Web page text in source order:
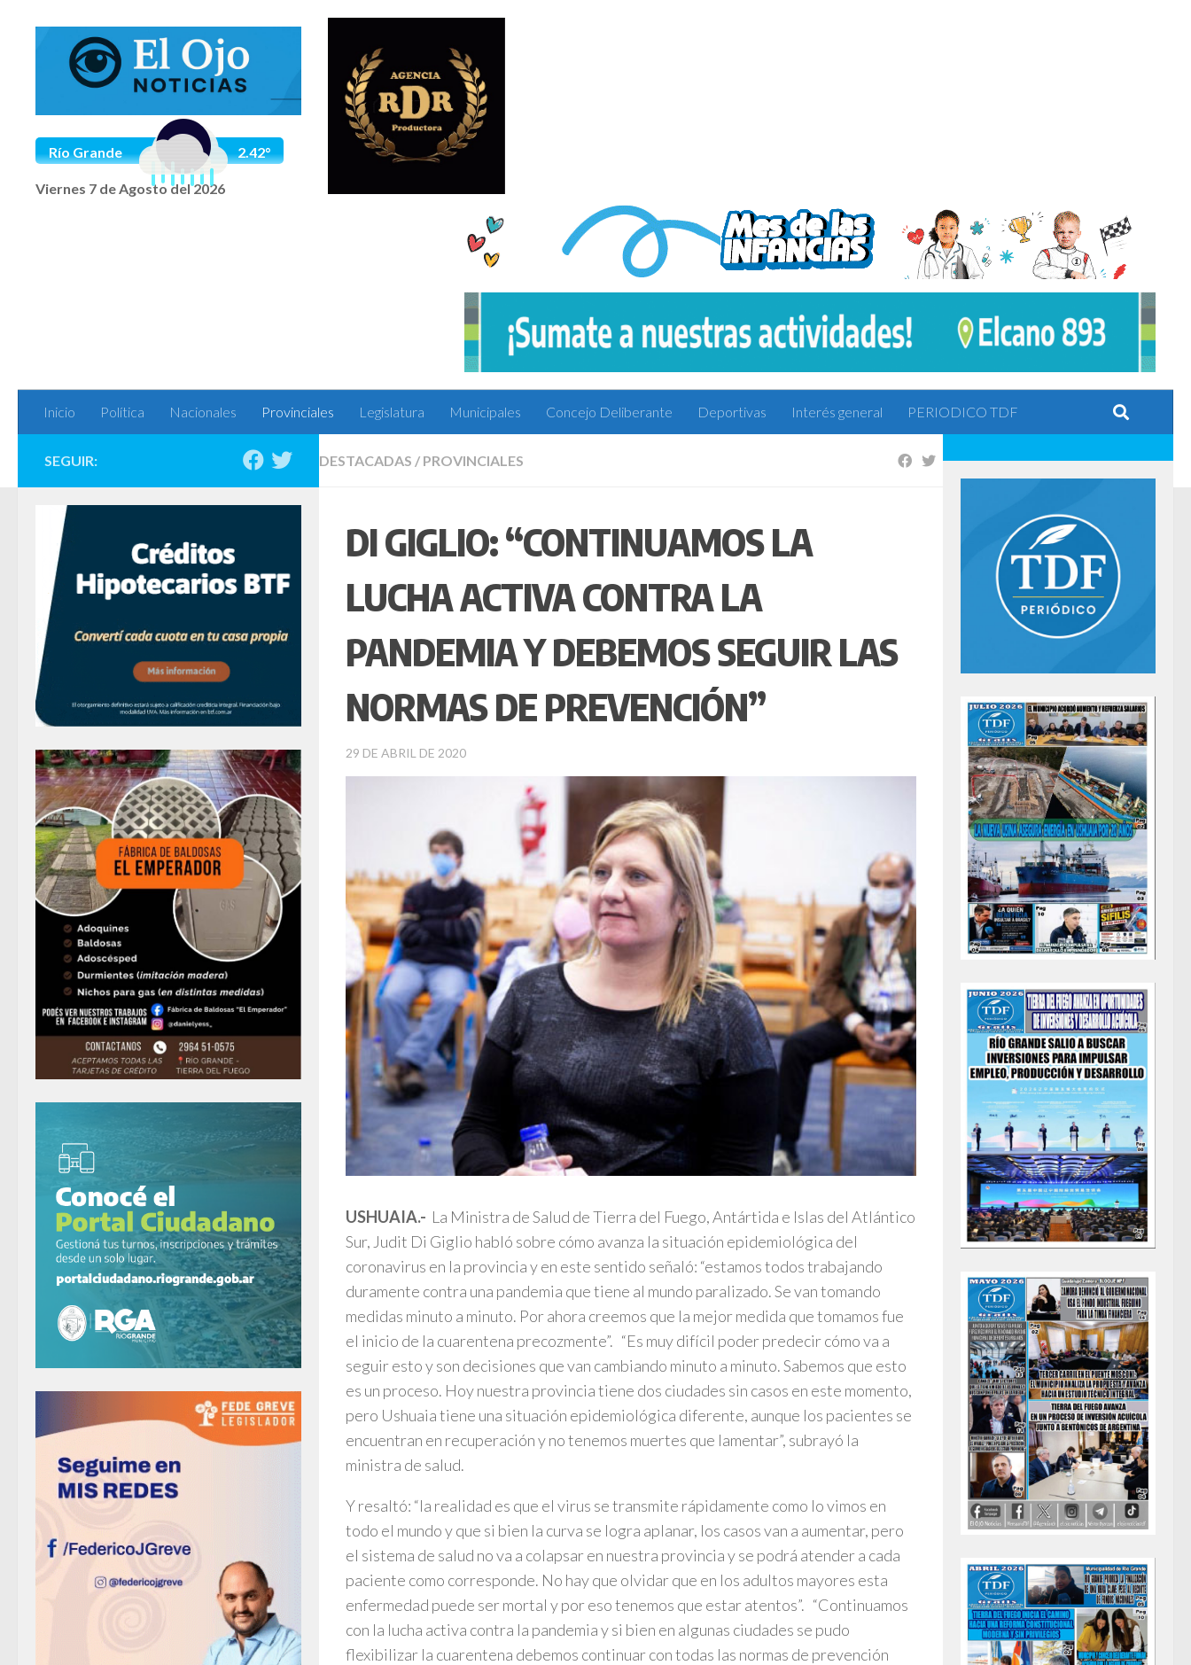
Saltar al contenido
Río Grande 2.42°
Viernes 7 de Agosto del 2026
Inicio Política Nacionales Provinciales Legislatura Municipales Concejo Deliberante Deportivas Interés general PERIODICO TDF
DESTACADAS / PROVINCIALES
DI GIGLIO: “CONTINUAMOS LA
LUCHA ACTIVA CONTRA LA
PANDEMIA Y DEBEMOS SEGUIR LAS
NORMAS DE PREVENCIÓN”
29 DE ABRIL DE 2020
USHUAIA.- La Ministra de Salud de Tierra del Fuego, Antártida e Islas del Atlántico
Sur, Judit Di Giglio habló sobre cómo avanza la situación epidemiológica del
coronavirus en la provincia y en este sentido señaló: “estamos todos trabajando
duramente contra una pandemia que tiene al mundo paralizado. Se van tomando
medidas minuto a minuto. Por ahora creemos que la mejor medida que tomamos fue
el inicio de la cuarentena precozmente”. “Es muy difícil poder predecir cómo va a
seguir esto y son decisiones que van cambiando minuto a minuto. Sabemos que esto
es un proceso. Hoy nuestra provincia tiene dos ciudades sin casos en este momento,
pero Ushuaia tiene una situación epidemiológica diferente, aunque los pacientes se
encuentran en recuperación y no tenemos muertes que lamentar”, subrayó la
ministra de salud.
Y resaltó: “la realidad es que el virus se transmite rápidamente como lo vimos en
todo el mundo y que si bien la curva se logra aplanar, los casos van a aumentar, pero
el sistema de salud no va a colapsar en nuestra provincia y se podrá atender a cada
paciente como corresponde. No hay que olvidar que en los adultos mayores esta
enfermedad puede ser mortal y por eso tenemos que estar atentos”. “Continuamos
con la lucha activa contra la pandemia y si bien en algunas ciudades se pudo
flexibilizar la cuarentena debemos continuar con todas las normas de prevención
SEGUIR: